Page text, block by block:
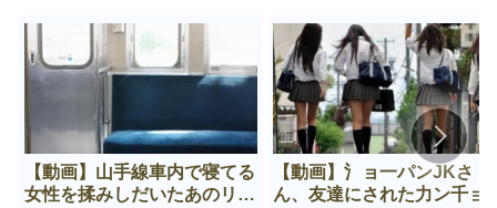
【動画】山手線車内で寝てる
女性を揉みしだいたあのリー
【動画】氵ョ一パンJKさ
ん、友達にされた力ン千ョ